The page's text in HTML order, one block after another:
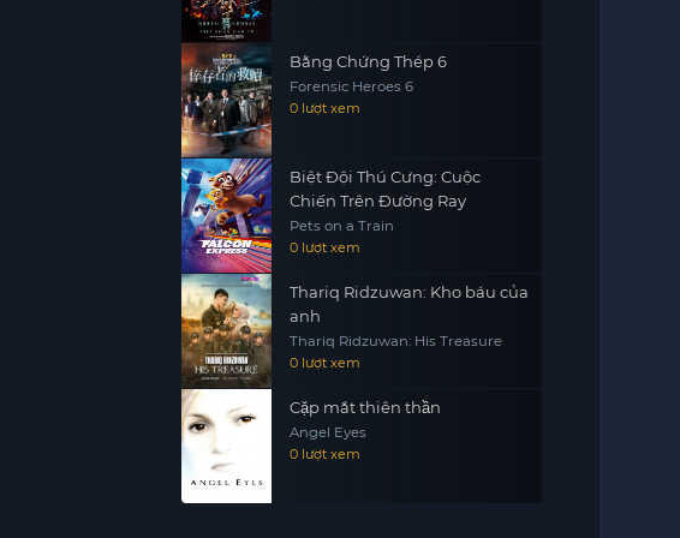
Bằng Chứng Thép 6
Forensic Heroes 6
0 lượt xem
Biệt Đội Thú Cưng: Cuộc
Chiến Trên Đường Ray
Pets on a Train
0 lượt xem
Thariq Ridzuwan: Kho báu của
anh
Thariq Ridzuwan: His Treasure
0 lượt xem
Cặp mắt thiên thần
Angel Eyes
0 lượt xem